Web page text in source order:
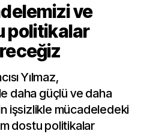
ve
politikalar
Yılmaz,
daha güçlü ve daha
işsizlikle mücadeledeki
dostu politikalar